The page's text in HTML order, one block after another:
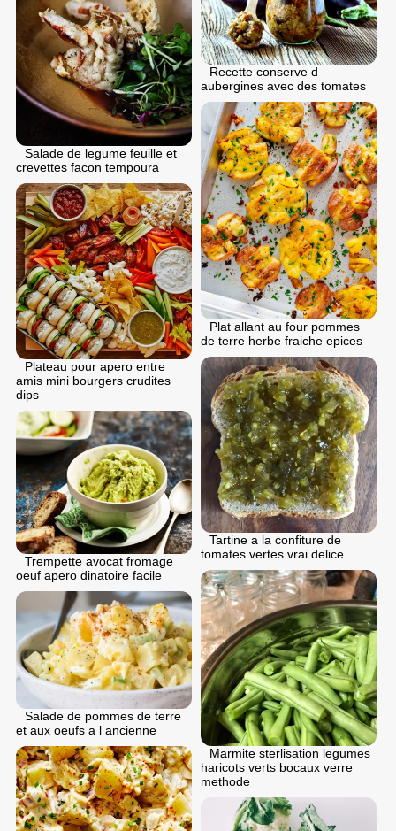
Salade de legume feuille et
crevettes facon tempoura
Recette conserve d
aubergines avec des tomates
Plat allant au four pommes
de terre herbe fraiche epices
Plateau pour apero entre
amis mini bourgers crudites
dips
Tartine a la confiture de
tomates vertes vrai delice
Trempette avocat fromage
oeuf apero dinatoire facile
Marmite sterlisation legumes
haricots verts bocaux verre
methode
Salade de pommes de terre
et aux oeufs a l ancienne